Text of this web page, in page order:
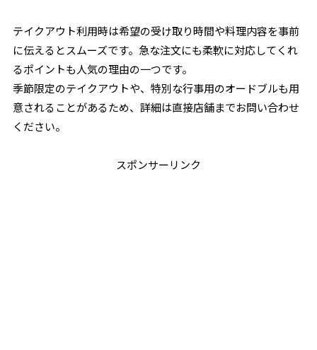
テイクアウト利用時は希望の受け取り時間や料理内容を事前
に伝えるとスムーズです。急な注文にも柔軟に対応してくれ
るポイントも人気の理由の一つです。
季節限定のテイクアウトや、特別な行事用のオードブルも用
意されることがあるため、詳細は直接店舗までお問い合わせ
ください。
スポンサーリンク